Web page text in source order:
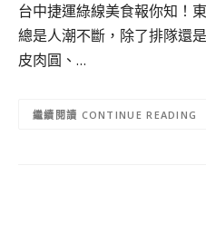
台中捷運綠線美食報你知！
總是人潮不斷，除了排隊還
皮肉圓、…
CONTINUE READING